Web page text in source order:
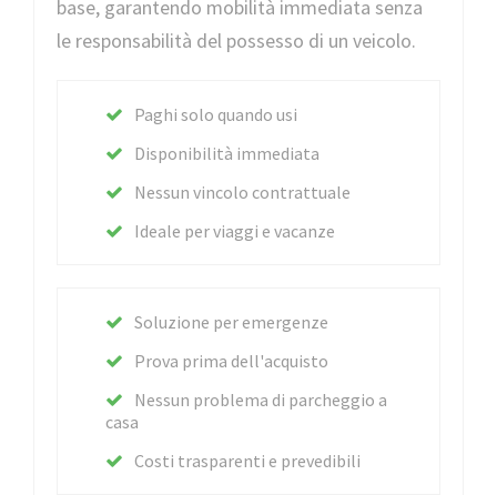
base, garantendo mobilità immediata senza
le responsabilità del possesso di un veicolo.
Paghi solo quando usi
Disponibilità immediata
Nessun vincolo contrattuale
Ideale per viaggi e vacanze
Soluzione per emergenze
Prova prima dell'acquisto
Nessun problema di parcheggio a
casa
Costi trasparenti e prevedibili